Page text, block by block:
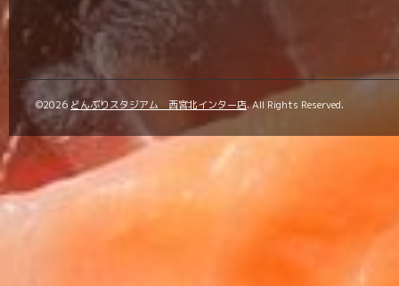
©2026 どんぶりスタジアム 西宮北インター店. All Rights Reserved.